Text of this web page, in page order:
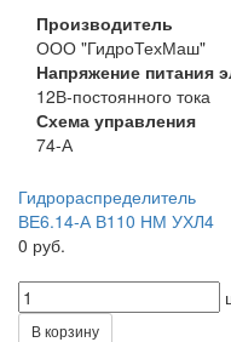
Производитель
ООО "ГидроТехМаш"
Напряжение питания
12В-постоянного тока
Схема управления
74-А
Гидрораспределитель
ВЕ6.14-А В110 НМ УХЛ4
0 руб.
В корзину